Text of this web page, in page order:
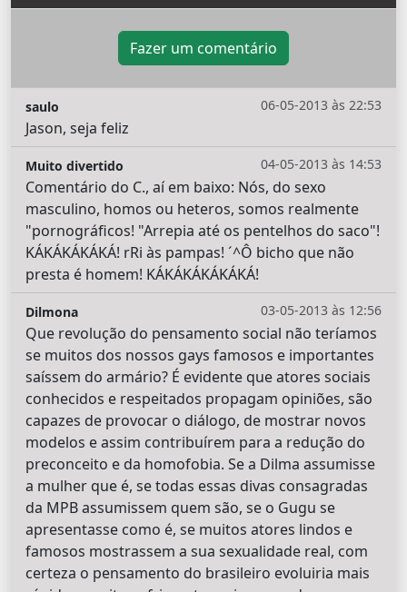
Fazer um comentário
06-05-2013 às 22:53
saulo
Jason, seja feliz
04-05-2013 às 14:53
Muito divertido
Comentário do C., aí em baixo: Nós, do sexo
masculino, homos ou heteros, somos realmente
"pornográficos! "Arrepia até os pentelhos do saco"!
KÁKÁKÁKÁKÁ! rRi às pampas! ´^Ô bicho que não
presta é homem! KÁKÁKÁKÁKÁKÁ!
03-05-2013 às 12:56
Dilmona
Que revolução do pensamento social não teríamos
se muitos dos nossos gays famosos e importantes
saíssem do armário? É evidente que atores sociais
conhecidos e respeitados propagam opiniões, são
capazes de provocar o diálogo, de mostrar novos
modelos e assim contribuírem para a redução do
preconceito e da homofobia. Se a Dilma assumisse
a mulher que é, se todas essas divas consagradas
da MPB assumissem quem são, se o Gugu se
apresentasse como é, se muitos atores lindos e
famosos mostrassem a sua sexualidade real, com
certeza o pensamento do brasileiro evoluiria mais